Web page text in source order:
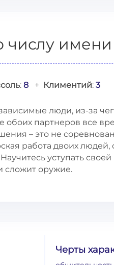
числу имени
: 8+ Климентий: 3
люди, из-за
обоих партнеров все
– это не
работа двоих людей,
уступать
сложит оружие.
Черты